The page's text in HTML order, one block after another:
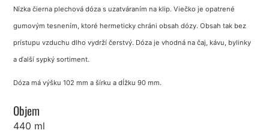
Nízka čierna plechová dóza s uzatváraním na klip. Viečko je opatrené
gumovým tesnením, ktoré hermeticky chráni obsah dózy. Obsah tak bez
prístupu vzduchu dlho vydrží čerstvý. Dóza je vhodná na čaj, kávu, bylinky
a ďalší sypký sortiment.
Dóza má výšku 102 mm a šírku a dĺžku 90 mm.
Objem
440 ml